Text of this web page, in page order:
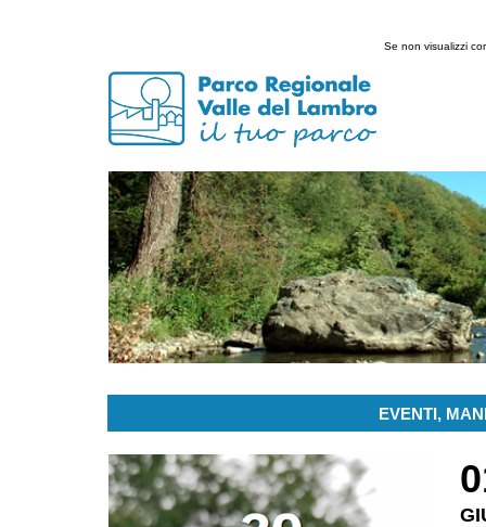
Se non visualizzi
EVENTI,